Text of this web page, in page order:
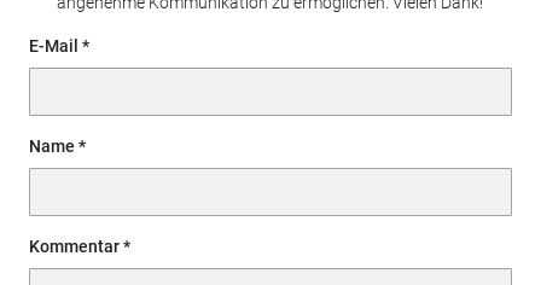
E-Mail
Name
Kommentar